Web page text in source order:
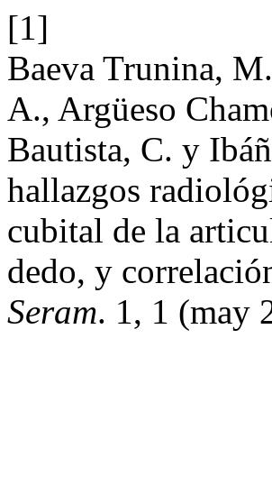
[1]
Baeva Trunina,
A., Argüeso
Bautista, C. y
hallazgos
cubital de la
dedo, y
Seram. 1, 1 (may